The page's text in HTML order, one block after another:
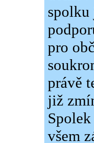
spolku
pro
právě
již
všem